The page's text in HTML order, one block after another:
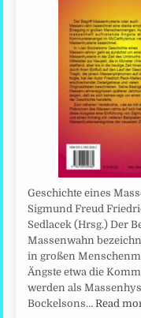
Geschichte eines
Sigmund Freud
Sedlacek (Hrsg.) Der
Massenwahn
in großen
Ängste etwa die
werden als
Bockelsons…Read